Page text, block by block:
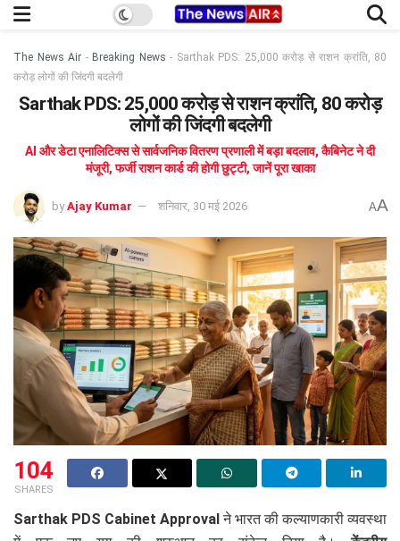
The News Air - Breaking News - Sarthak PDS: 25,000 करोड़ से राशन क्रांति, 80
करोड़ लोगों की जिंदगी बदलेगी
Sarthak PDS: 25,000 करोड़ से राशन क्रांति, 80 करोड़
लोगों की जिंदगी बदलेगी
AI और डेटा एनालिटिक्स से सार्वजनिक वितरण प्रणाली में बड़ा बदलाव, कैबिनेट ने दी
मंजूरी, फर्जी राशन कार्ड की होगी छुट्टी, जानें पूरा खाका
by Ajay Kumar शनिवार, 30 मई 2026 AA
104
SHARES
Sarthak PDS Cabinet Approvalने भारत की कल्याणकारी व्यवस्था